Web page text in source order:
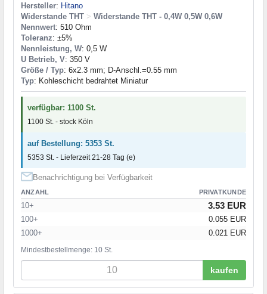
Hersteller: Hitano
Widerstande THT > Widerstande THT - 0,4W 0,5W 0,6W
Nennwert: 510 Ohm
Toleranz: ±5%
Nennleistung, W: 0,5 W
U Betrieb, V: 350 V
Größe / Typ: 6x2.3 mm; D-Anschl.=0.55 mm
Typ: Kohleschicht bedrahtet Miniatur
verfügbar: 1100 St.
1100 St. - stock Köln
auf Bestellung: 5353 St.
5353 St. - Lieferzeit 21-28 Tag (e)
Benachrichtigung bei Verfügbarkeit
ANZAHL PRIVATKUNDE
10+ 3.53 EUR
100+
0.055 EUR
1000+
0.021 EUR
Mindestbestellmenge: 10 St.
kaufen